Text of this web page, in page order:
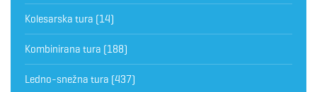
Kolesarska tura (14)
Kombinirana tura (188)
Ledno-snežna tura (437)